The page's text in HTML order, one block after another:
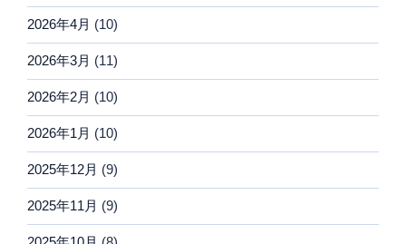
2026年4月 (10)
2026年3月 (11)
2026年2月 (10)
2026年1月 (10)
2025年12月 (9)
2025年11月 (9)